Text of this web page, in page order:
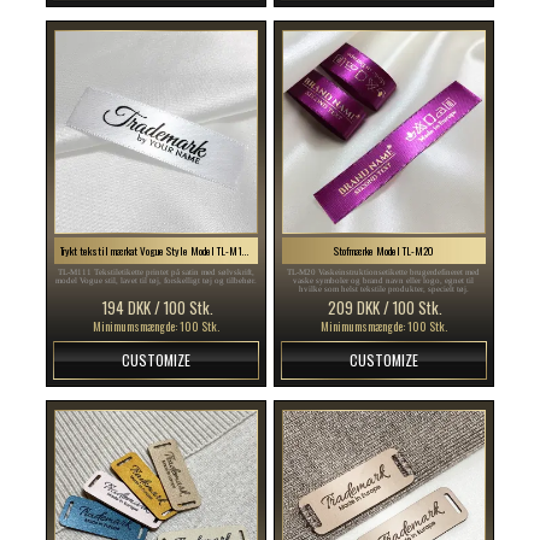
Trykt tekstil mærkat Vogue Style Model TL-M111
TL-M111 Tekstiletikette printet på satin med sølvskrift,
model Vogue stil, lavet til tøj, forskelligt tøj og tilbehør.
194 DKK / 100 Stk.
Minimumsmængde: 100 Stk.
CUSTOMIZE
Stofmærke Model TL-M20
TL-M20 Vaskeinstruktionsetikette brugerdefineret med
vaske symboler og brand navn eller logo, egnet til
hvilke som helst tekstile produkter, specielt tøj.
209 DKK / 100 Stk.
Minimumsmængde: 100 Stk.
CUSTOMIZE